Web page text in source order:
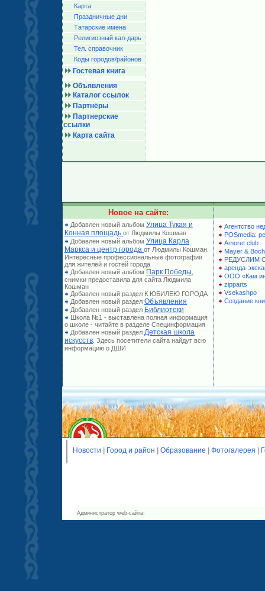
Карта
Праздничные дни
Татарские имена
Религиозный кал-дарь
Тел. справочник
Коды городов/райoнов
Гостевая книга
Объявления
Каталог ссылок
Партнёры
Партнерские
ссылки
Карта сайта
Новое на сайте:
Добавлен новый альбом Улица Тукая и
Конная площадь от Людмилы Кошман
Добавлен новый альбом Улица Карла
Маркса и центр города от Людмилы Кошман.
Интересные профессиональные фотографии
для жителей и гостей города
Добавлен новый альбом Парк Победы
снимки предоставила для сайта Людмила
Кошман
Добавлен новый раздел К ЮБИЛЕЮ ГОРОДА
Добавлен новый раздел Объявления
Добавлен новый раздел Библиотеки
Школа №1 - выставлена полная информация
о школе - читайте в разделе Специнформация
Добавлен новый раздел Детская школа
искусств . Здесь посетители сайта найдут всю
информацию о ДШИ
Агентство
POSmedia:
Amoret club
Mayer & Boch
РЕДУСЛИМ
аренда-
ООО
zipparts
Vsekashpo
Создание
Новости Город и район Образование Фотогалерея
Администратор web-сайта: